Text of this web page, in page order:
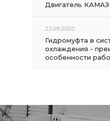
Двигатель КАМАЗ
23.09.2020
Гидромуфта в
охлаждения -
особенности